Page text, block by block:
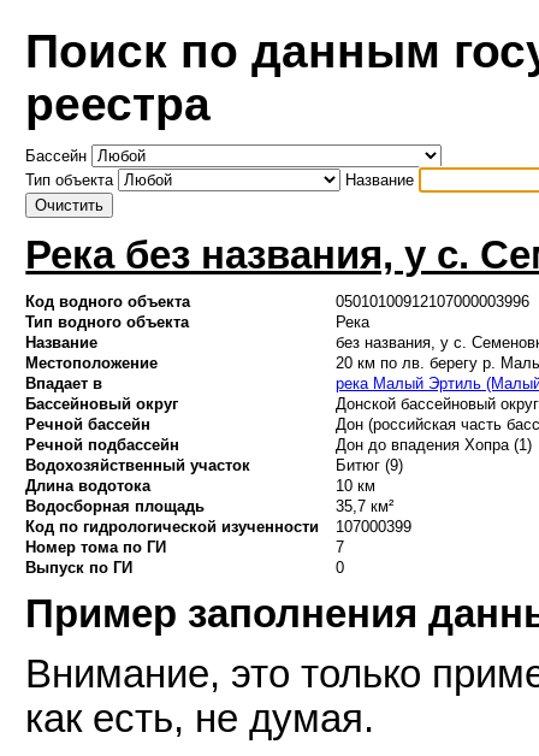
Поиск по данным
реестра
Бассейн
Тип объекта
Название
Река без названия, у с.
Код водного объекта
05010100912107000003996
Тип водного объекта
Река
Название
без названия, у с.
Местоположение
20 км по лв. берегу р.
Впадает в
река Малый Эртиль
Бассейновый округ
Донской бассейновый
Речной бассейн
Дон (российская часть
Речной подбассейн
Дон до впадения Хопра (1)
Водохозяйственный участок
Битюг (9)
Длина водотока
10 км
Водосборная площадь
35,7 км²
Код по гидрологической изученности
107000399
Номер тома по ГИ
7
Выпуск по ГИ
0
Пример заполнения
Внимание, это только
как есть, не думая.